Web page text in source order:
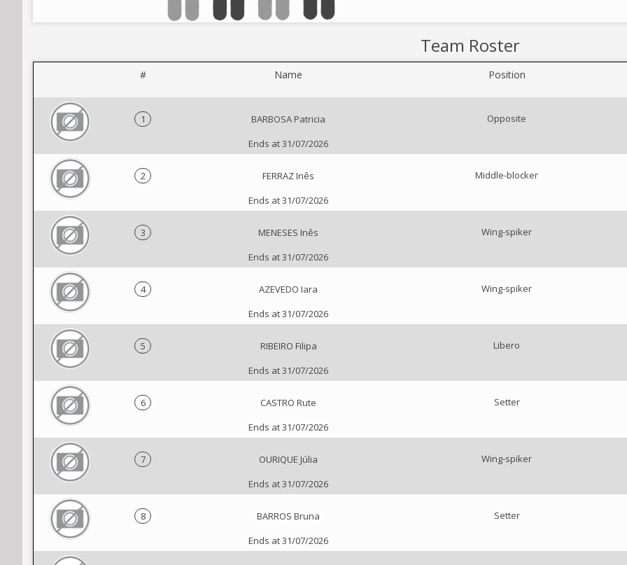
Team Roster
# Name Position
1
BARBOSA Patricia
Ends at 31/07/2026
Opposite
2
FERRAZ Inês
Ends at 31/07/2026
Middle-blocker
3
MENESES Inês
Ends at 31/07/2026
Wing-spiker
4
AZEVEDO Iara
Ends at 31/07/2026
Wing-spiker
5
RIBEIRO Filipa
Ends at 31/07/2026
Libero
6
CASTRO Rute
Ends at 31/07/2026
Setter
7
OURIQUE Júlia
Ends at 31/07/2026
Wing-spiker
8
BARROS Bruna
Ends at 31/07/2026
Setter